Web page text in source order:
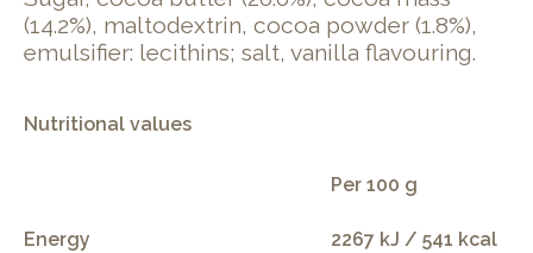
(14.2%), maltodextrin, cocoa powder (1.8%),
emulsifier: lecithins; salt, vanilla flavouring.
Nutritional values
Per 100 g
Energy 2267 kJ / 541 kcal